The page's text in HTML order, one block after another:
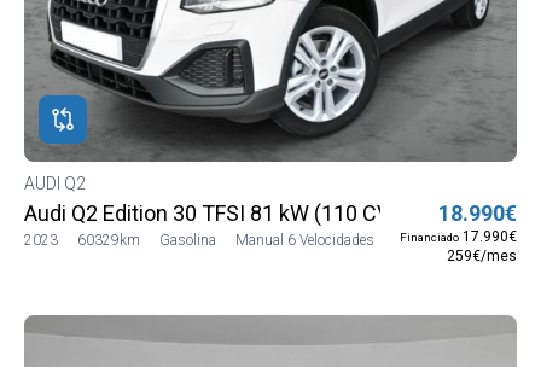
AUDI Q2
Audi Q2 Edition 30 TFSI 81 kW (110 CV)
2023 60329km Gasolina Manual 6 Velocidades
18.990€
Financiado 17.990€
259€/mes